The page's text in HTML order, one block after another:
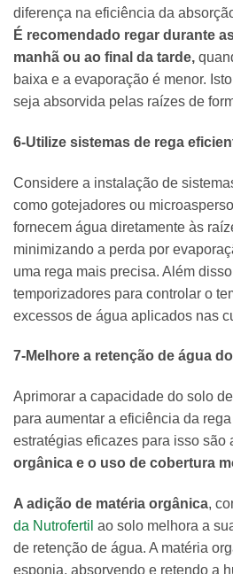
diferença na eficiência da
É recomendado regar durante
manhã ou ao final da tarde,
baixa e a evaporação é menor.
seja absorvida pelas raízes de
6-Utilize sistemas de rega
Considere a instalação de
como gotejadores ou
fornecem água diretamente às
minimizando a perda por
uma rega mais precisa. Além
temporizadores para controlar o
excessos de água aplicados nas
7-Melhore a retenção de água
Aprimorar a capacidade do solo
para aumentar a eficiência da
estratégias eficazes para isso são
orgânica e o uso de cobertura
A adição de matéria orgânica,
da Nutrofertil ao solo melhora a
de retenção de água. A matéria
esponja, absorvendo e retendo a